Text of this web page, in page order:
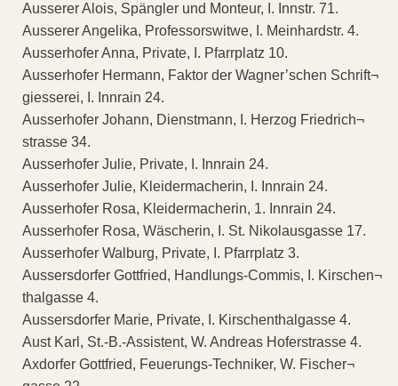
Ausserer Alois, Spängler und Monteur, I. Innstr. 71.
Ausserer Angelika, Professorswitwe, I. Meinhardstr. 4.
Ausserhofer Anna, Private, I. Pfarrplatz 10.
Ausserhofer Hermann, Faktor der Wagner’schen Schrift¬
giesserei, I. Innrain 24.
Ausserhofer Johann, Dienstmann, I. Herzog Friedrich¬
strasse 34.
Ausserhofer Julie, Private, I. Innrain 24.
Ausserhofer Julie, Kleidermacherin, I. Innrain 24.
Ausserhofer Rosa, Kleidermacherin, 1. Innrain 24.
Ausserhofer Rosa, Wäscherin, I. St. Nikolausgasse 17.
Ausserhofer Walburg, Private, I. Pfarrplatz 3.
Aussersdorfer Gottfried, Handlungs-Commis, I. Kirschen¬
thalgasse 4.
Aussersdorfer Marie, Private, I. Kirschenthalgasse 4.
Aust Karl, St.-B.-Assistent, W. Andreas Hoferstrasse 4.
Axdorfer Gottfried, Feuerungs-Techniker, W. Fischer¬